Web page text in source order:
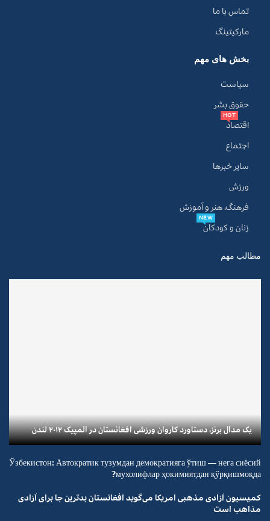
تماس با ما
مارکیتینگ
بخش های مهم
سیاست
حقوق بشر
اقتصاد
HOT
اجتماع
سایر خبرها
ورزش
فرهنگ، هنر و آموزش
زنان و کودکان
NEW
مطالب مهم
یک مدال برنز، دستاورد کاروان ورزشی افغانستان در المپیک ۲۰۱۲ لندن
Ўзбекистон: Автократик тузумдан демократияга ўтиш — нега сиёсий
мухолифлар ҳокимиятдан қўрқишмоқда?
کمیسیون آزادی مذهبی امریکا می‌گوید افغانستان بدترین جا برای آزادی
مذاهب است